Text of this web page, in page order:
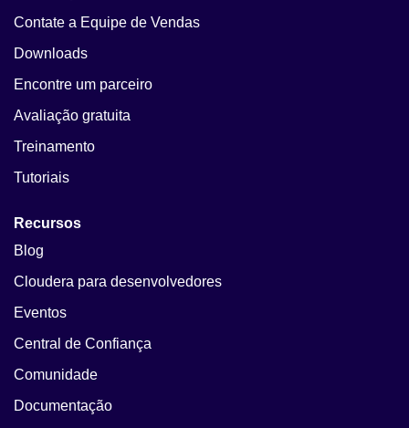
Contate a Equipe de Vendas
Downloads
Encontre um parceiro
Avaliação gratuita
Treinamento
Tutoriais
Recursos
Blog
Cloudera para desenvolvedores
Eventos
Central de Confiança
Comunidade
Documentação